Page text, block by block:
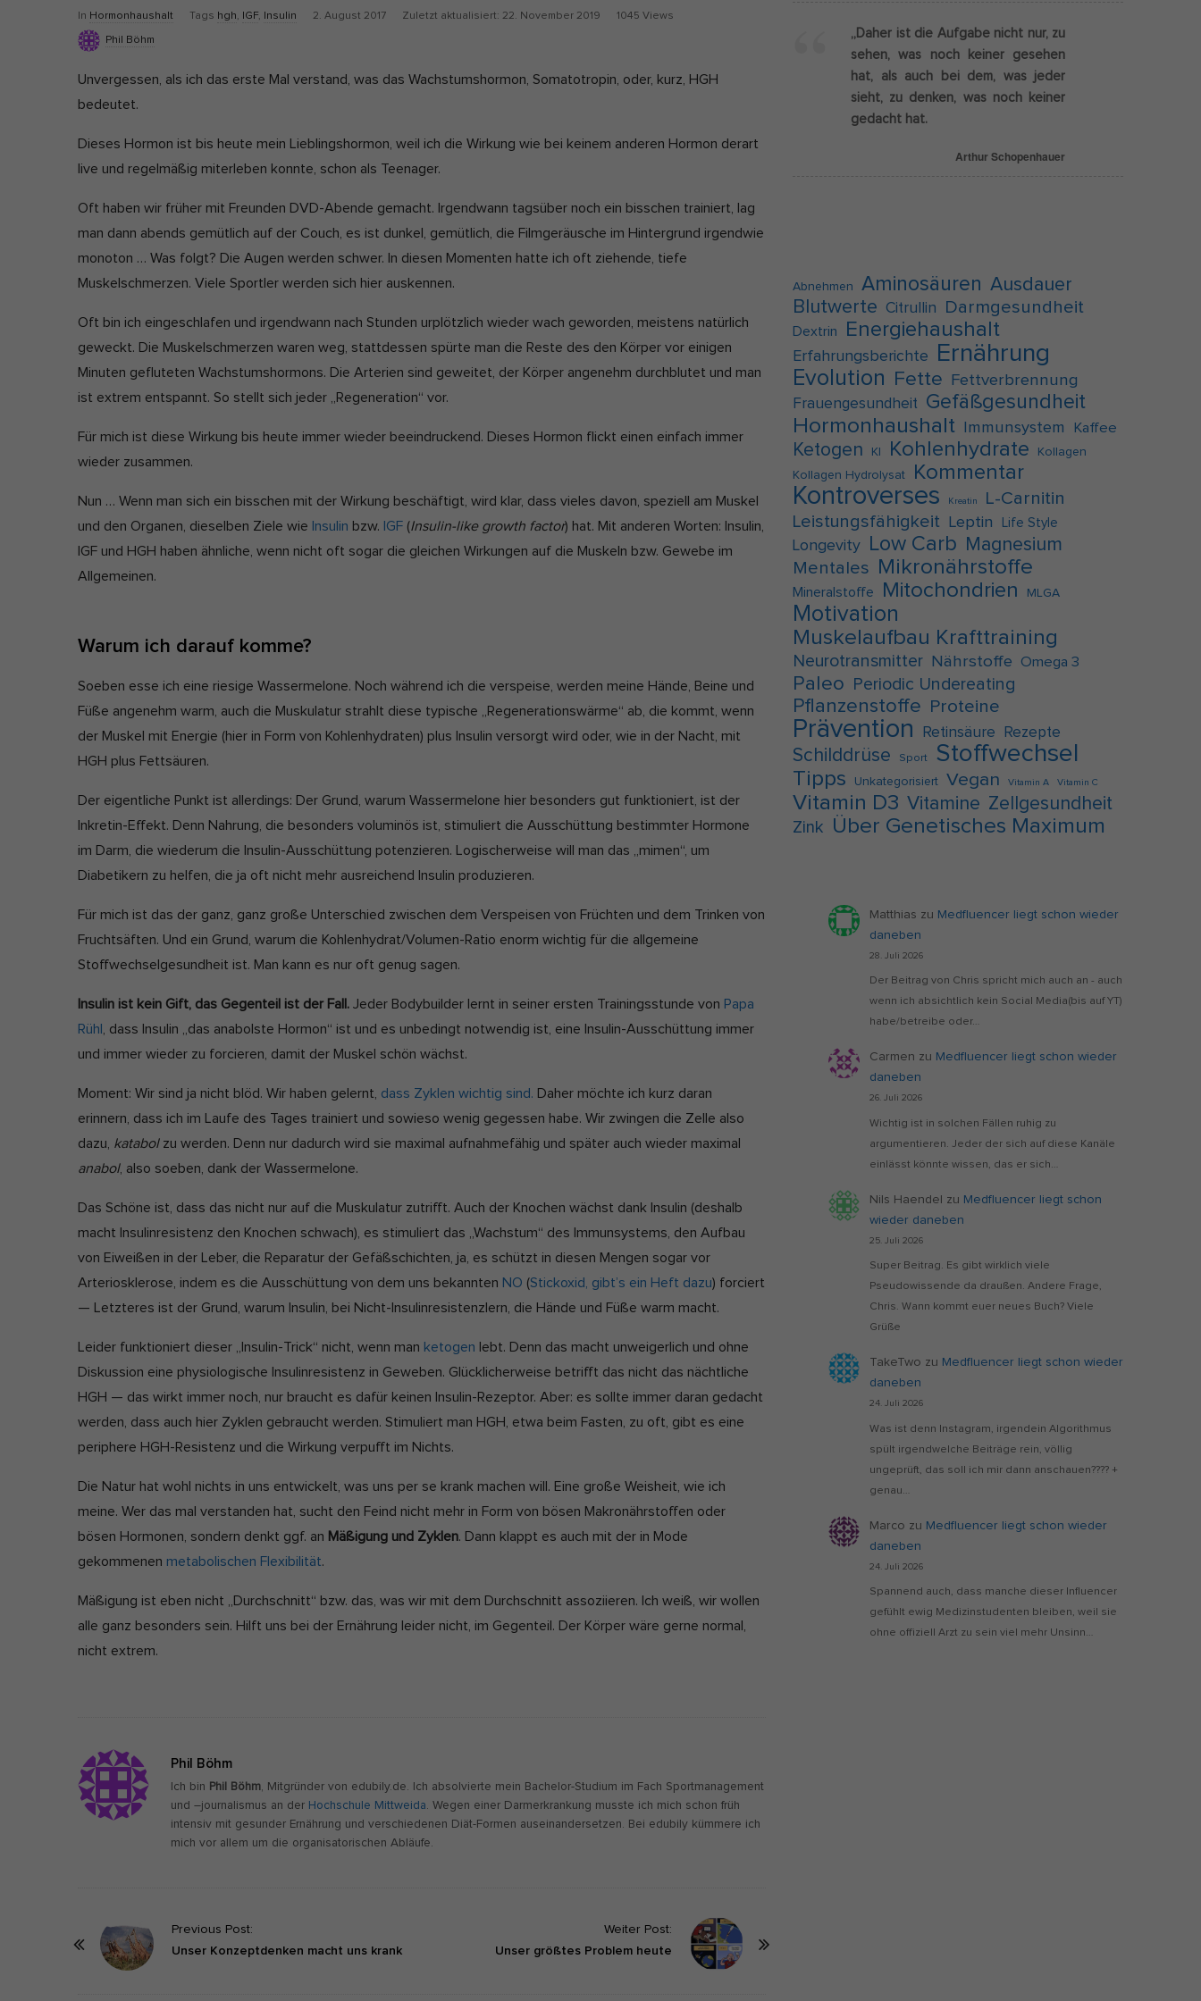
In Hormonhaushalt Tags hgh, IGF, Insulin P
l
a
t
e
2. August 2017 Zuletzt aktualisiert: Z
e
k
t
u
i
s
i
22. November 2019 1045 Views
Phil Böhm
Unvergessen, als ich das erste Mal verstand, was das Wachstumshormon, Somatotropin, oder, kurz, HGH
bedeutet.
Dieses Hormon ist bis heute mein Lieblingshormon, weil ich die Wirkung wie bei keinem anderen Hormon derart
live und regelmäßig miterleben konnte, schon als Teenager.
Oft haben wir früher mit Freunden DVD-Abende gemacht. Irgendwann tagsüber noch ein bisschen trainiert, lag
man dann abends gemütlich auf der Couch, es ist dunkel, gemütlich, die Filmgeräusche im Hintergrund irgendwie
monoton … Was folgt? Die Augen werden schwer. In diesen Momenten hatte ich oft ziehende, tiefe
Muskelschmerzen. Viele Sportler werden sich hier auskennen.
Oft bin ich eingeschlafen und irgendwann nach Stunden urplötzlich wieder wach geworden, meistens natürlich
geweckt. Die Muskelschmerzen waren weg, stattdessen spürte man die Reste des den Körper vor einigen
Minuten gefluteten Wachstumshormons. Die Arterien sind geweitet, der Körper angenehm durchblutet und man
ist extrem entspannt. So stellt sich jeder „Regeneration“ vor.
Für mich ist diese Wirkung bis heute immer wieder beeindruckend. Dieses Hormon flickt einen einfach immer
wieder zusammen.
Nun … Wenn man sich ein bisschen mit der Wirkung beschäftigt, wird klar, dass vieles davon, speziell am Muskel
und den Organen, dieselben Ziele wie Insulin bzw. IGF (Insulin-like growth factor) hat. Mit anderen Worten: Insulin,
IGF und HGH haben ähnliche, wenn nicht oft sogar die gleichen Wirkungen auf die Muskeln bzw. Gewebe im
Allgemeinen.
Warum ich darauf komme?
Soeben esse ich eine riesige Wassermelone. Noch während ich die verspeise, werden meine Hände, Beine und
Füße angenehm warm, auch die Muskulatur strahlt diese typische „Regenerationswärme“ ab, die kommt, wenn
der Muskel mit Energie (hier in Form von Kohlenhydraten) plus Insulin versorgt wird oder, wie in der Nacht, mit
HGH plus Fettsäuren.
Der eigentliche Punkt ist allerdings: Der Grund, warum Wassermelone hier besonders gut funktioniert, ist der
Inkretin-Effekt. Denn Nahrung, die besonders voluminös ist, stimuliert die Ausschüttung bestimmter Hormone
im Darm, die wiederum die Insulin-Ausschüttung potenzieren. Logischerweise will man das „mimen“, um
Diabetikern zu helfen, die ja oft nicht mehr ausreichend Insulin produzieren.
Für mich ist das der ganz, ganz große Unterschied zwischen dem Verspeisen von Früchten und dem Trinken von
Fruchtsäften. Und ein Grund, warum die Kohlenhydrat/Volumen-Ratio enorm wichtig für die allgemeine
Stoffwechselgesundheit ist. Man kann es nur oft genug sagen.
Insulin ist kein Gift, das Gegenteil ist der Fall. Jeder Bodybuilder lernt in seiner ersten Trainingsstunde von Papa
Rühl
, dass Insulin „das anabolste Hormon“ ist und es unbedingt notwendig ist, eine Insulin-Ausschüttung immer
und immer wieder zu forcieren, damit der Muskel schön wächst.
Moment: Wir sind ja nicht blöd. Wir haben gelernt, dass Zyklen wichtig sind. Daher möchte ich kurz daran
erinnern, dass ich im Laufe des Tages trainiert und sowieso wenig gegessen habe. Wir zwingen die Zelle also
dazu, katabolzu werden. Denn nur dadurch wird sie maximal aufnahmefähig und später auch wieder maximal
anabol, also soeben, dank der Wassermelone.
Das Schöne ist, dass das nicht nur auf die Muskulatur zutrifft. Auch der Knochen wächst dank Insulin (deshalb
macht Insulinresistenz den Knochen schwach), es stimuliert das „Wachstum“ des Immunsystems, den Aufbau
von Eiweißen in der Leber, die Reparatur der Gefäßschichten, ja, es schützt in diesen Mengen sogar vor
Arteriosklerose, indem es die Ausschüttung von dem uns bekannten NO (Stickoxid, gibt’s ein Heft dazu) forciert
— Letzteres ist der Grund, warum Insulin, bei Nicht-Insulinresistenzlern, die Hände und Füße warm macht.
Leider funktioniert dieser „Insulin-Trick“ nicht, wenn man ketogen lebt. Denn das macht unweigerlich und ohne
Diskussion eine physiologische Insulinresistenz in Geweben. Glücklicherweise betrifft das nicht das nächtliche
HGH — das wirkt immer noch, nur braucht es dafür keinen Insulin-Rezeptor. Aber: es sollte immer daran gedacht
werden, dass auch hier Zyklen gebraucht werden. Stimuliert man HGH, etwa beim Fasten, zu oft, gibt es eine
periphere HGH-Resistenz und die Wirkung verpufft im Nichts.
Die Natur hat wohl nichts in uns entwickelt, was uns per se krank machen will. Eine große Weisheit, wie ich
meine. Wer das mal verstanden hat, sucht den Feind nicht mehr in Form von bösen Makronährstoffen oder
bösen Hormonen, sondern denkt ggf. an Mäßigung und Zyklen. Dann klappt es auch mit der in Mode
gekommenen metabolischen Flexibilität.
Mäßigung ist eben nicht „Durchschnitt“ bzw. das, was wir mit dem Durchschnitt assoziieren. Ich weiß, wir wollen
alle ganz besonders sein. Hilft uns bei der Ernährung leider nicht, im Gegenteil. Der Körper wäre gerne normal,
nicht extrem.
Phil Böhm
Ich bin Phil Böhm, Mitgründer von edubily.de. Ich absolvierte mein Bachelor-Studium im Fach Sportmanagement
und –journalismus an der Hochschule Mittweida. Wegen einer Darmerkrankung musste ich mich schon früh
intensiv mit gesunder Ernährung und verschiedenen Diät-Formen auseinandersetzen. Bei edubily kümmere ich
mich vor allem um die organisatorischen Abläufe.
Previous Post:
Unser Konzeptdenken macht uns krank
Weiter Post:
Unser größtes Problem heute
„Daher ist die Aufgabe nicht nur, zu
sehen, was noch keiner gesehen
hat, als auch bei dem, was jeder
sieht, zu denken, was noch keiner
gedacht hat.
Arthur Schopenhauer
Abnehmen Aminosäuren Ausdauer
Blutwerte
Citrullin Darmgesundheit
Dextrin Energiehaushalt
Erfahrungsberichte Ernährung
Evolution Fette Fettverbrennung
Frauengesundheit Gefäßgesundheit
Hormonhaushalt Immunsystem Kaffee
Ketogen KI Kohlenhydrate
Kollagen
Kollagen Hydrolysat
Kommentar
Kontroverses Kreatin
L-Carnitin
Leistungsfähigkeit
Leptin Life Style
Longevity Low Carb Magnesium
Mentales Mikronährstoffe
Mineralstoffe Mitochondrien MLGA
Motivation
Muskelaufbau Krafttraining
Neurotransmitter Nährstoffe Omega 3
Paleo Periodic Undereating
Pflanzenstoffe Proteine
Prävention Retinsäure Rezepte
Schilddrüse Sport Stoffwechsel
Tipps Unkategorisiert Vegan Vitamin A Vitamin C
Vitamin D3 Vitamine Zellgesundheit
Zink Über Genetisches Maximum
Matthias zu Medfluencer liegt schon wieder
daneben
28. Juli 2026
Der Beitrag von Chris spricht mich auch an - auch
wenn ich absichtlich kein Social Media(bis auf YT)
habe/betreibe oder…
Carmen zu Medfluencer liegt schon wieder
daneben
26. Juli 2026
Wichtig ist in solchen Fällen ruhig zu
argumentieren. Jeder der sich auf diese Kanäle
einlässt könnte wissen, das er sich…
Nils Haendel zu Medfluencer liegt schon
wieder daneben
25. Juli 2026
Super Beitrag. Es gibt wirklich viele
Pseudowissende da draußen. Andere Frage,
Chris. Wann kommt euer neues Buch? Viele
Grüße
TakeTwo zu Medfluencer liegt schon wieder
daneben
24. Juli 2026
Was ist denn Instagram, irgendein Algorithmus
spült irgendwelche Beiträge rein, völlig
ungeprüft, das soll ich mir dann anschauen???? +
genau…
Marco zu Medfluencer liegt schon wieder
daneben
24. Juli 2026
Spannend auch, dass manche dieser Influencer
gefühlt ewig Medizinstudenten bleiben, weil sie
ohne offiziell Arzt zu sein viel mehr Unsinn…
Cookie-Informationen anzeigen
Externe Medien
Inhalte von Videoplattformen und Social-Media-Plattformen werden standardmäßig
Cookie-Informationen anzeigen